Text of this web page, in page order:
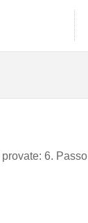
6. Passo